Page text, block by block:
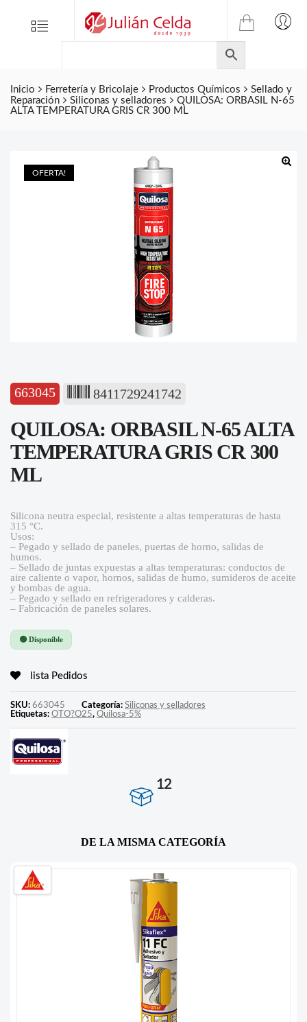
Menu
TIENDA
ONLINE
DE
JULIAN
CELDA
Inicio Ferretería y Bricolaje Productos Químicos
Sellado y
Reparación
Siliconas y selladores
QUILOSA: ORBASIL N-65
ALTA TEMPERATURA GRIS CR 300 ML
OFERTA!
663045 8411729241742
QUILOSA: ORBASIL N-65 ALTA
TEMPERATURA GRIS CR 300
ML
Silicona neutra especial, resistente a altas temperaturas de hasta
315 °C.
Usos:
– Pegado y sellado de paneles, puertas de horno, salidas de
humos.
– Sellado de juntas expuestas a altas temperaturas: conductos de
aire caliente o vapor, hornos, salidas de humo, sumideros de aceite
y bombas de agua.
– Pegado y sellado en refrigeradores y calderas.
– Fabricación de paneles solares.
🟢 Disponible
lista Pedidos
SKU: 663045 Categoría: Siliconas y selladores
Etiquetas: OTO?O25, Quilosa-5%
12
DE LA MISMA CATEGORÍA
Folletos
Contacto